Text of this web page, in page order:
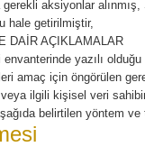
aksiyonlar
hale getirilmiştir,
DAİR AÇIKLAMALAR
yazılı
amaç için öngörülen
ilgili kişisel veri
belirtilen yöntem